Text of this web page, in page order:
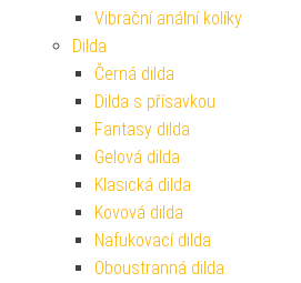
Vibrační anální kolíky
Dilda
Černá dilda
Dilda s přísavkou
Fantasy dilda
Gelová dilda
Klasická dilda
Kovová dilda
Nafukovací dilda
Oboustranná dilda